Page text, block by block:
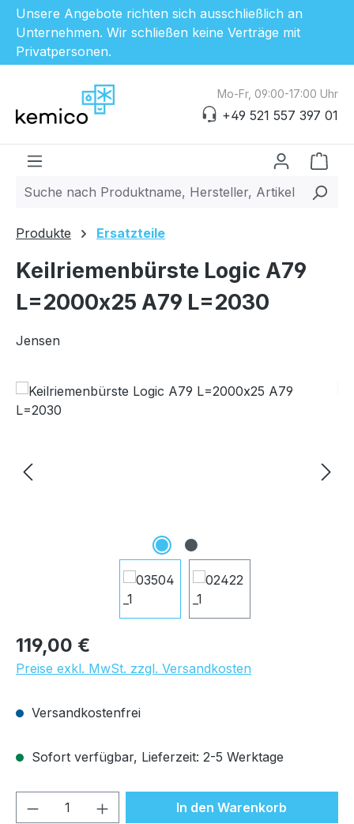
Unsere Angebote richten sich ausschließlich an
Unternehmen. Wir schließen keine Verträge mit
Privatpersonen.
Zum Hauptinhalt springen
Mo-Fr, 09:00-17:00 Uhr
+49 521 557 397 01
Produkte Ersatzteile
Keilriemenbürste Logic A79
L=2000x25 A79 L=2030
Jensen
Bildergalerie überspringen
Regulärer Preis:
119,00 €
Preise exkl. MwSt. zzgl. Versandkosten
Versandkostenfrei
Sofort verfügbar, Lieferzeit: 2-5 Werktage
Produkt Anzahl: Gib denIn den Warenkorb